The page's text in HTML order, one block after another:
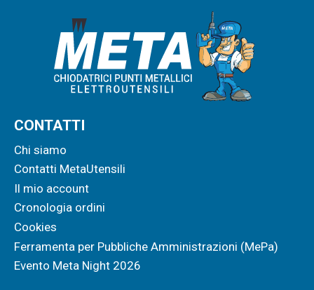
CONTATTI
Chi siamo
Contatti MetaUtensili
Il mio account
Cronologia ordini
Cookies
Ferramenta per Pubbliche Amministrazioni (MePa)
Evento Meta Night 2026